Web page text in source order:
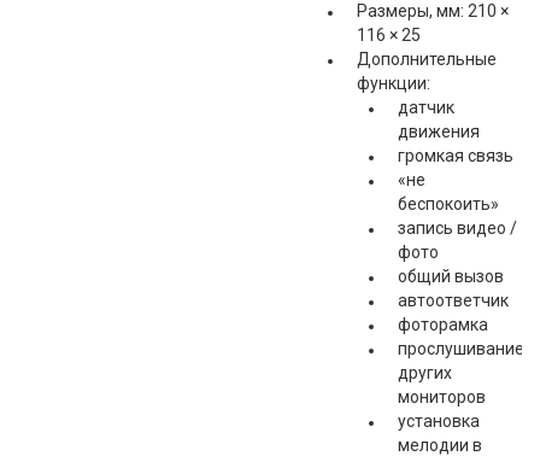
Размеры, мм: 210 ×
116 × 25
Дополнительные
функции:
датчик
движения
громкая связь
«не
беспокоить»
запись видео /
фото
общий вызов
автоответчик
фоторамка
прослушивание
других
мониторов
установка
мелодии в